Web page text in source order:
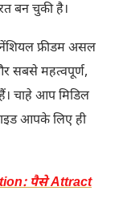
बन चुकी है।
फ्रीडम असल
सबसे महत्वपूर्ण,
चाहे आप मिडिल
आपके लिए ही
पैसे Attract